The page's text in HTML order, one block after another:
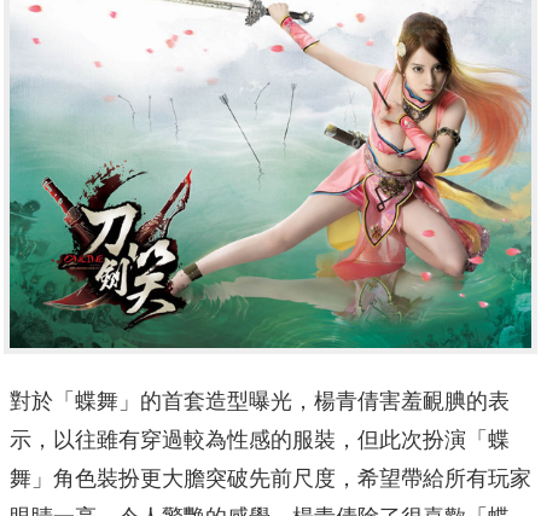
對於「蝶舞」的首套造型曝光，楊青倩害羞靦腆的表
示，以往雖有穿過較為性感的服裝，但此次扮演「蝶
舞」角色裝扮更大膽突破先前尺度，希望帶給所有玩家